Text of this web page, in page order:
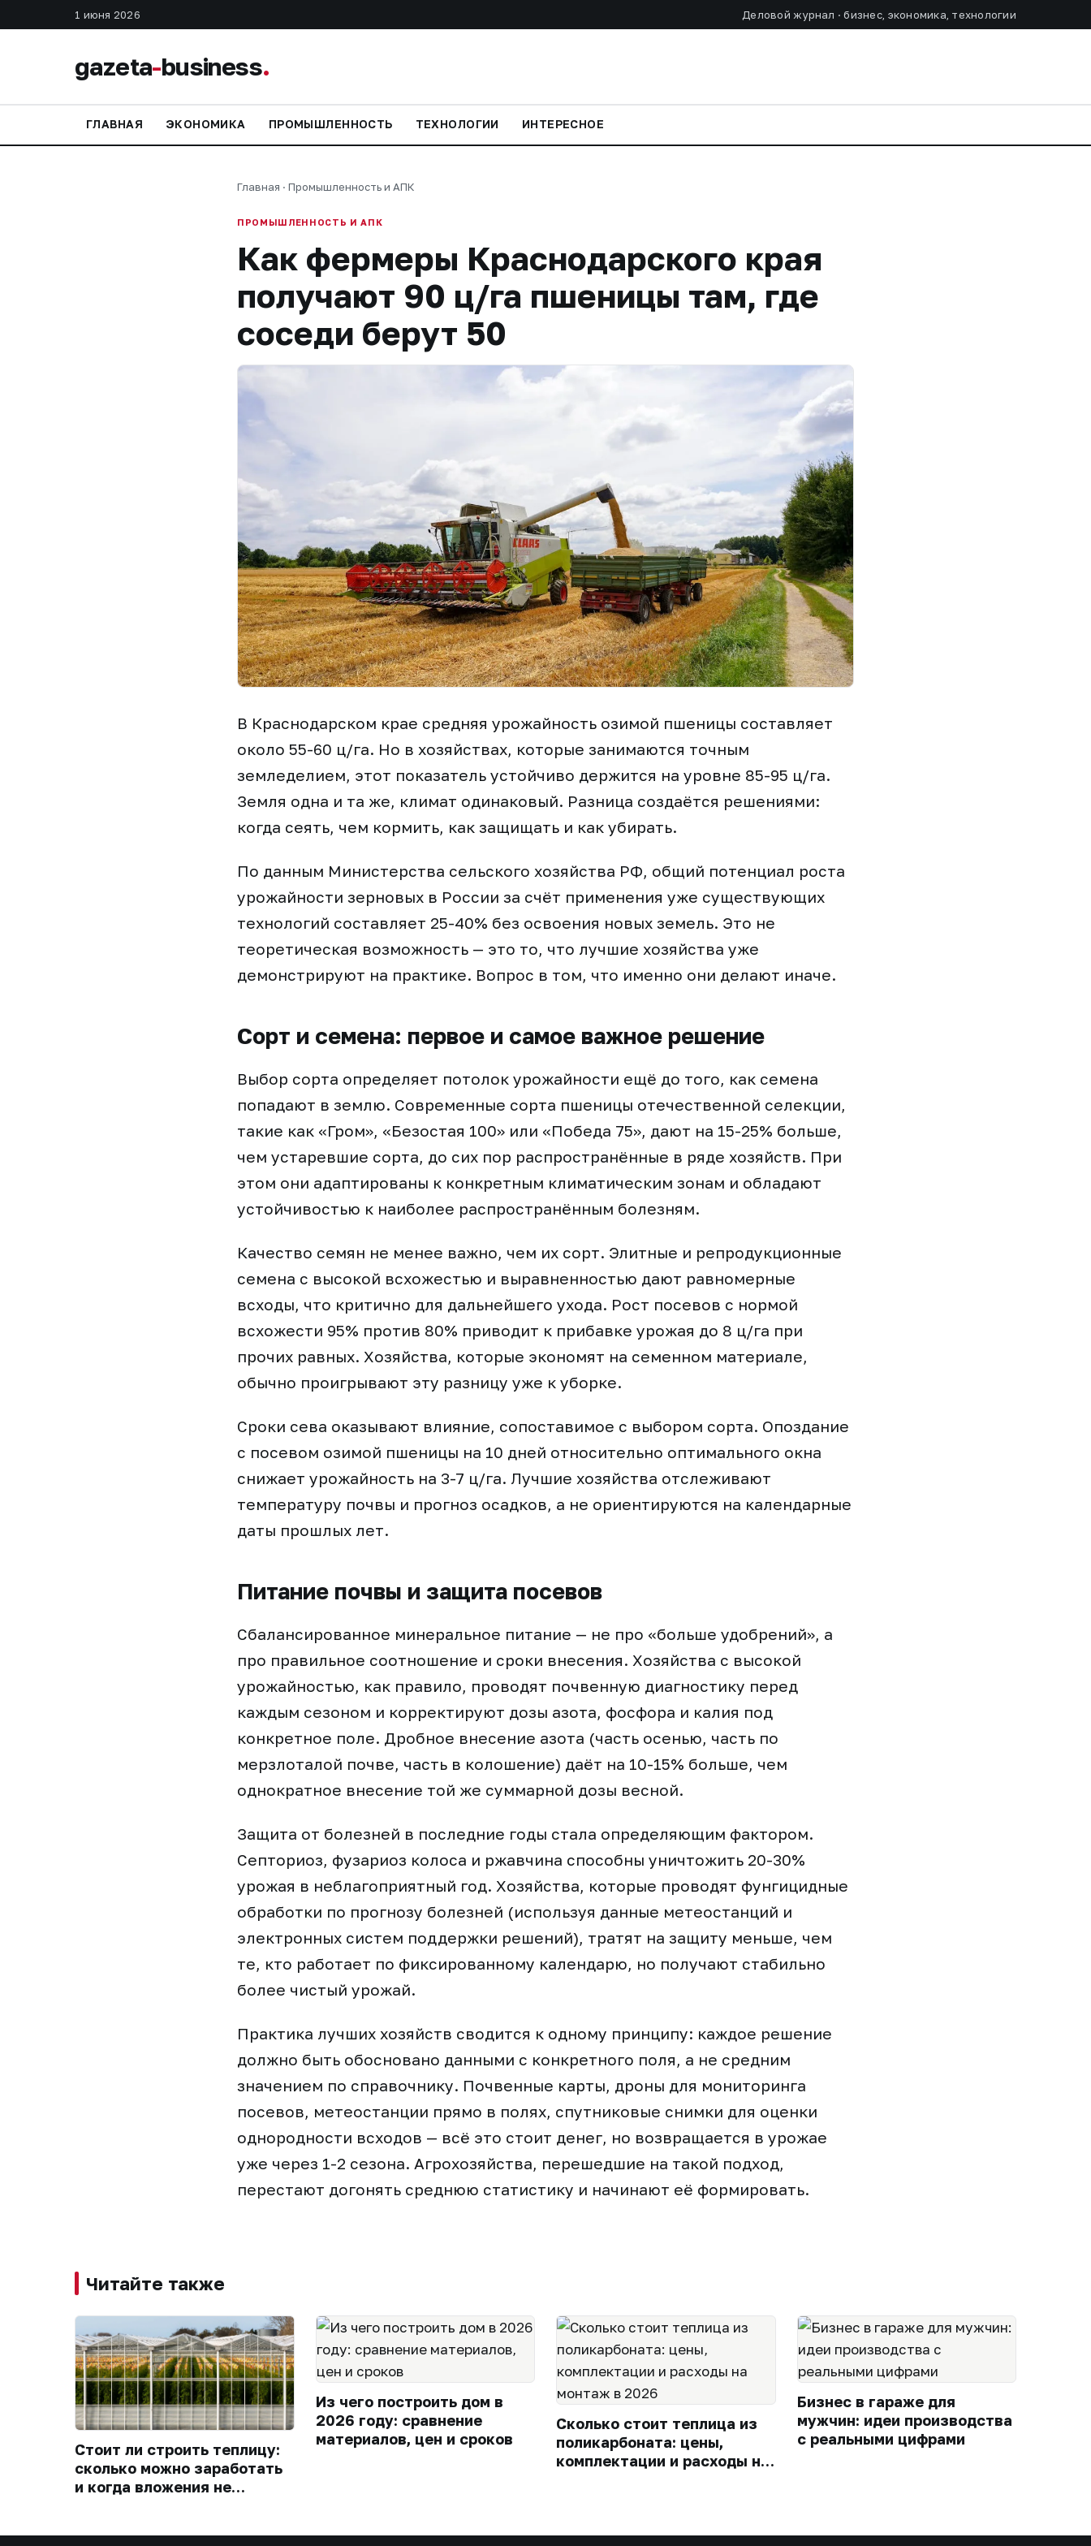
1 июня 2026 Деловой журнал · бизнес, экономика, технологии
gazeta-business.
ГЛАВНАЯ ЭКОНОМИКА ПРОМЫШЛЕННОСТЬ ТЕХНОЛОГИИ ИНТЕРЕСНОЕ
Главная · Промышленность и АПК
ПРОМЫШЛЕННОСТЬ И АПК
Как фермеры Краснодарского края
получают 90 ц/га пшеницы там, где
соседи берут 50
В Краснодарском крае средняя урожайность озимой пшеницы составляет
около 55-60 ц/га. Но в хозяйствах, которые занимаются точным
земледелием, этот показатель устойчиво держится на уровне 85-95 ц/га.
Земля одна и та же, климат одинаковый. Разница создаётся решениями:
когда сеять, чем кормить, как защищать и как убирать.
По данным Министерства сельского хозяйства РФ, общий потенциал роста
урожайности зерновых в России за счёт применения уже существующих
технологий составляет 25-40% без освоения новых земель. Это не
теоретическая возможность — это то, что лучшие хозяйства уже
демонстрируют на практике. Вопрос в том, что именно они делают иначе.
Сорт и семена: первое и самое важное решение
Выбор сорта определяет потолок урожайности ещё до того, как семена
попадают в землю. Современные сорта пшеницы отечественной селекции,
такие как «Гром», «Безостая 100» или «Победа 75», дают на 15-25% больше,
чем устаревшие сорта, до сих пор распространённые в ряде хозяйств. При
этом они адаптированы к конкретным климатическим зонам и обладают
устойчивостью к наиболее распространённым болезням.
Качество семян не менее важно, чем их сорт. Элитные и репродукционные
семена с высокой всхожестью и выравненностью дают равномерные
всходы, что критично для дальнейшего ухода. Рост посевов с нормой
всхожести 95% против 80% приводит к прибавке урожая до 8 ц/га при
прочих равных. Хозяйства, которые экономят на семенном материале,
обычно проигрывают эту разницу уже к уборке.
Сроки сева оказывают влияние, сопоставимое с выбором сорта. Опоздание
с посевом озимой пшеницы на 10 дней относительно оптимального окна
снижает урожайность на 3-7 ц/га. Лучшие хозяйства отслеживают
температуру почвы и прогноз осадков, а не ориентируются на календарные
даты прошлых лет.
Питание почвы и защита посевов
Сбалансированное минеральное питание — не про «больше удобрений», а
про правильное соотношение и сроки внесения. Хозяйства с высокой
урожайностью, как правило, проводят почвенную диагностику перед
каждым сезоном и корректируют дозы азота, фосфора и калия под
конкретное поле. Дробное внесение азота (часть осенью, часть по
мерзлоталой почве, часть в колошение) даёт на 10-15% больше, чем
однократное внесение той же суммарной дозы весной.
Защита от болезней в последние годы стала определяющим фактором.
Септориоз, фузариоз колоса и ржавчина способны уничтожить 20-30%
урожая в неблагоприятный год. Хозяйства, которые проводят фунгицидные
обработки по прогнозу болезней (используя данные метеостанций и
электронных систем поддержки решений), тратят на защиту меньше, чем
те, кто работает по фиксированному календарю, но получают стабильно
более чистый урожай.
Практика лучших хозяйств сводится к одному принципу: каждое решение
должно быть обосновано данными с конкретного поля, а не средним
значением по справочнику. Почвенные карты, дроны для мониторинга
посевов, метеостанции прямо в полях, спутниковые снимки для оценки
однородности всходов — всё это стоит денег, но возвращается в урожае
уже через 1-2 сезона. Агрохозяйства, перешедшие на такой подход,
перестают догонять среднюю статистику и начинают её формировать.
Читайте также
Стоит ли строить теплицу:
сколько можно заработать
и когда вложения не
Из чего построить дом в
2026 году: сравнение
материалов, цен и сроков
Сколько стоит теплица из
поликарбоната: цены,
комплектации и расходы на
Бизнес в гараже для
мужчин: идеи производства
с реальными цифрами